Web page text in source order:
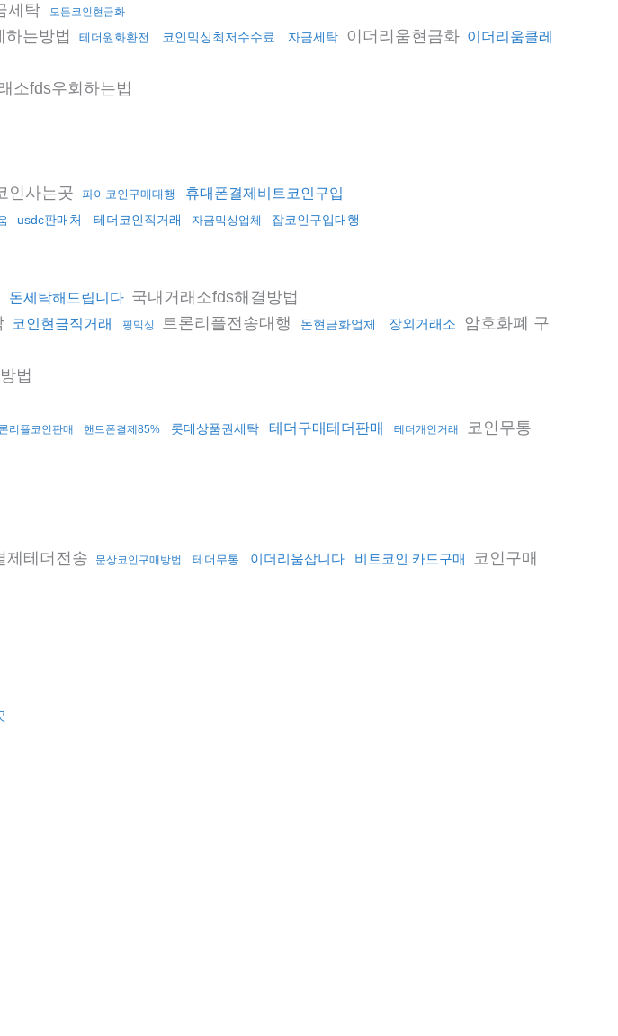
세탁 모든코인현금화
하는방법 테더원화환전 코인믹싱최저수수료 자금세탁 이더리움현금화 이더리움클레
소fds우회하는법
인사는곳 파이코인구매대행 휴대폰결제비트코인구입
usdc판매처 테더코인직거래 자금믹싱업체 잡코인구입대행
돈세탁해드립니다 국내거래소fds해결방법
코인현금직거래 핑믹싱 트론리플전송대행 돈현금화업체 장외거래소
암호화폐 구
법
리플코인판매 핸드폰결제85% 롯데상품권세탁 테더구매테더판매 테더개인거래 코인무통
제테더전송 문상코인구매방법 테더무통 이더리움삽니다 비트코인 카드구매
코인구매